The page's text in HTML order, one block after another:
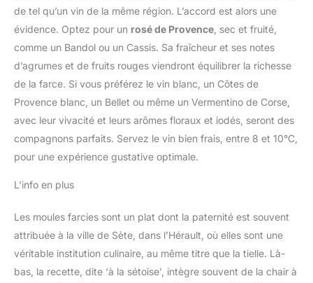
de tel qu’un vin de la même région. L’accord est alors une
évidence. Optez pour un rosé de Provence , sec et fruité,
comme un Bandol ou un Cassis. Sa fraîcheur et ses notes
d’agrumes et de fruits rouges viendront équilibrer la richesse
de la farce. Si vous préférez le vin blanc, un Côtes de
Provence blanc, un Bellet ou même un Vermentino de Corse,
avec leur vivacité et leurs arômes floraux et iodés, seront des
compagnons parfaits. Servez le vin bien frais, entre 8 et 10°C,
pour une expérience gustative optimale.
L’info en plus
Les moules farcies sont un plat dont la paternité est souvent
attribuée à la ville de Sète, dans l’Hérault, où elles sont une
véritable institution culinaire, au même titre que la tielle. Là-
bas, la recette, dite ‘à la sétoise’, intègre souvent de la chair à